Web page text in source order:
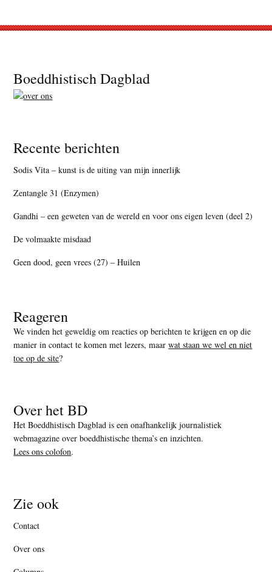
Footer
Boeddhistisch Dagblad
Recente berichten
Sodis Vita – kunst is de uiting van mijn innerlijk
Zentangle 31 (Enzymen)
Gandhi – een geweten van de wereld en voor ons eigen leven (deel 2)
De volmaakte misdaad
Geen dood, geen vrees (27) – Huilen
Reageren
We vinden het geweldig om reacties op berichten te krijgen en op die
manier in contact te komen met lezers, maarwat staan we wel en niet
toe op de site?
Over het BD
Het Boeddhistisch Dagblad is een onafhankelijk journalistiek
webmagazine over boeddhistische thema’s en inzichten.
Lees ons colofon.
Zie ook
Contact
Over ons